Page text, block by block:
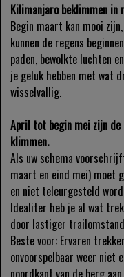
Kilimanjaro beklimmen in
Begin maart kan mooi
kunnen de regens
paden, bewolkte luchten
je geluk hebben met wat
wisselvallig.
April tot begin mei zijn
klimmen.
Als uw schema
maart en eind mei) moet
en niet teleurgesteld
Idealiter heb je al wat
door lastiger
Beste voor: Ervaren
onvoorspelbaar weer niet
noordkant van de berg aan.